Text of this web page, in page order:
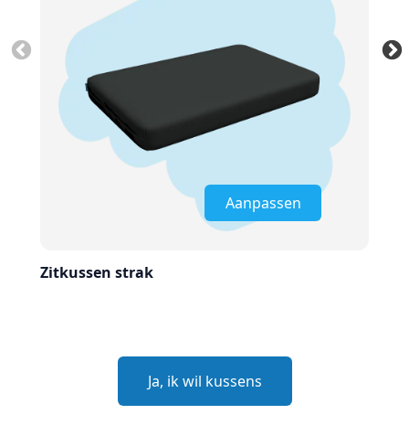
Aanpassen
Zitkussen strak
Ja, ik wil kussens